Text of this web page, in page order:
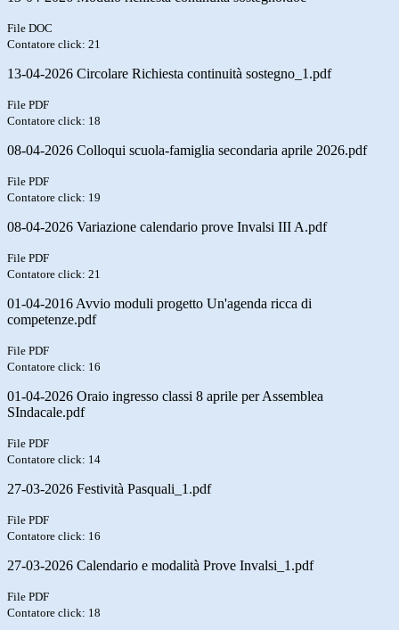
File DOC
Contatore click: 21
13-04-2026 Circolare Richiesta continuità sostegno_1.pdf
File PDF
Contatore click: 18
08-04-2026 Colloqui scuola-famiglia secondaria aprile 2026.pdf
File PDF
Contatore click: 19
08-04-2026 Variazione calendario prove Invalsi III A.pdf
File PDF
Contatore click: 21
01-04-2016 Avvio moduli progetto Un'agenda ricca di
competenze.pdf
File PDF
Contatore click: 16
01-04-2026 Oraio ingresso classi 8 aprile per Assemblea
SIndacale.pdf
File PDF
Contatore click: 14
27-03-2026 Festività Pasquali_1.pdf
File PDF
Contatore click: 16
27-03-2026 Calendario e modalità Prove Invalsi_1.pdf
File PDF
Contatore click: 18